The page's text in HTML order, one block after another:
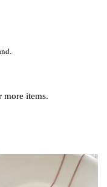
more items.